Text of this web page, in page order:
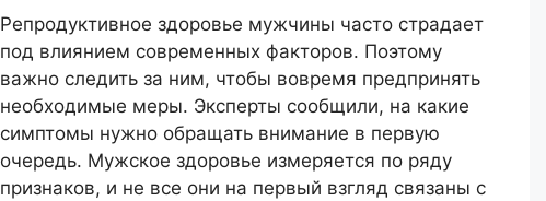
Репродуктивное здоровье мужчины часто страдает
под влиянием современных факторов. Поэтому
важно следить за ним, чтобы вовремя предпринять
необходимые меры. Эксперты сообщили, на какие
симптомы нужно обращать внимание в первую
очередь. Мужское здоровье измеряется по ряду
признаков, и не все они на первый взгляд связаны с